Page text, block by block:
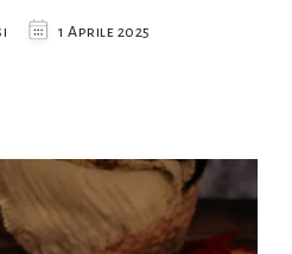
1 Aprile 2025